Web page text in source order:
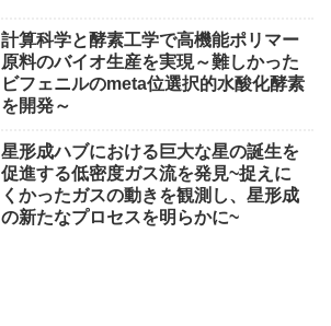
計算科学と酵素工学で高機能ポリマー
原料のバイオ生産を実現～難しかった
ビフェニルのmeta位選択的水酸化酵素
を開発～
星形成ハブにおける巨大な星の誕生を
促進する低密度ガス流を発見~捉えに
くかったガスの動きを観測し、星形成
の新たなプロセスを明らかに~